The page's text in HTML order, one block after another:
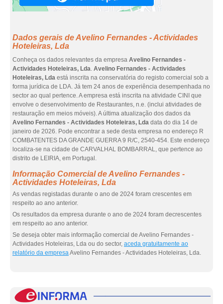
Dados gerais de Avelino Fernandes - Actividades
Hoteleiras, Lda
Conheça os dados relevantes da empresa Avelino Fernandes -
Actividades Hoteleiras, Lda. Avelino Fernandes - Actividades
Hoteleiras, Lda está inscrita na conservatória do registo comercial sob a
forma jurídica de LDA. Já tem 24 anos de experiência desempenhada no
sector ao qual pertence. A empresa está inscrita na atividade CINI que
envolve o desenvolvimento de Restaurantes, n.e. (inclui atividades de
restauração em meios móveis). A última atualização dos dados da
Avelino Fernandes - Actividades Hoteleiras, Lda data do dia 14 de
janeiro de 2026. Pode encontrar a sede desta empresa no endereço R
COMBATENTES DA GRANDE GUERRA 9 R/C, 2540-454. Este endereço
localiza-se na cidade de CARVALHAL BOMBARRAL, que pertence ao
distrito de LEIRIA, em Portugal.
Informação Comercial de Avelino Fernandes -
Actividades Hoteleiras, Lda
As vendas registadas durante o ano de 2024 foram crescentes em
respeito ao ano anterior.
Os resultados da empresa durante o ano de 2024 foram decrescentes
em respeito ao ano anterior.
Se deseja obter mais informação comercial de Avelino Fernandes -
Actividades Hoteleiras, Lda ou do sector, aceda gratuitamente ao
relatório da empresaAvelino Fernandes - Actividades Hoteleiras, Lda.